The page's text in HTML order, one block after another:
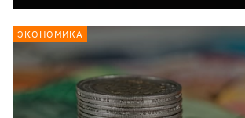
ЭКОНОМИКА